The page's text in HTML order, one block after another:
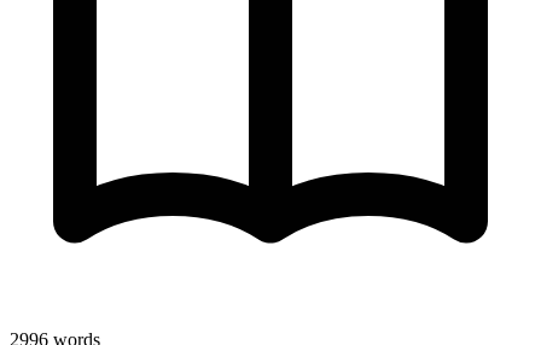
2996 words